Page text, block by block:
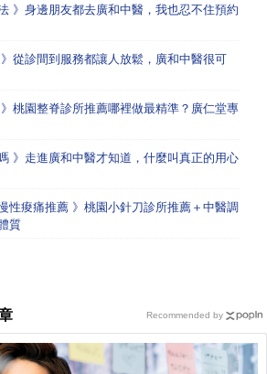
》身邊朋友都去廣和中醫，我也忍不住預約
從診間到服務都讓人放鬆，廣和中醫很可
桃園整脊診所推薦哪裡做最精準？廣仁堂專
》走進廣和中醫才知道，什麼叫真正的用心
性痠痛推薦 》桃園小針刀診所推薦＋中醫調
質
Recommended by